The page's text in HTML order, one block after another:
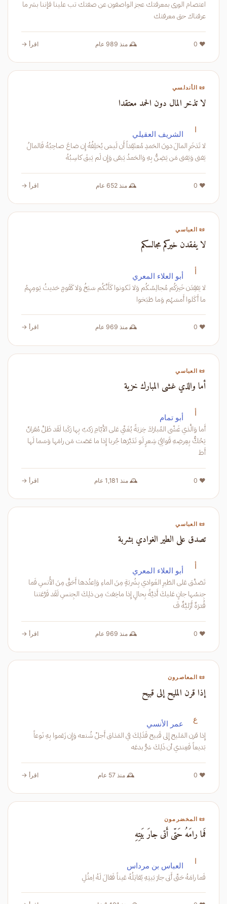
اعتصام الورى بمعرفتك عجز الواصفون عن صفتك تب علينا فإننا بشر ما
عرفناك حق معرفتك
❤️ 0 🕰️ منذ 989 عام اقرأ →
📜 الأندلسي
لا تذخر المال دون الحمد معتقدا
ا الشريف العقيلي
لا تَذخَرِ المالَ دونَ الحَمدِ مُعتَقِداً أَن لَيسَ يُخلِفُهُ إِن ضاعَ صاحِبُهُ فَالمالُ
يَفنى وَيَفنى مَن يَضِنُّ بِهِ وَالحَمدُ يَبقى وَإِن لَم يَبقَ كاسِبُهُ
❤️ 0 🕰️ منذ 652 عام اقرأ →
📜 العباسي
لا يفقدن خيركم مجالسكم
أ أبو العلاء المعري
لا يَفقِدَن خَيرَكُم مُجالِسُكُم وَلا تَكونوا كَأَنَّكُم سَبَخُ وَلا كَقَومٍ حَديثُ يَومِهِمُ
ما أَكَلوا أَمسَهُم وَما طَبَخوا
❤️ 0 🕰️ منذ 969 عام اقرأ →
📜 العباسي
أما والذي غشى المبارك خزية
أ أبو تمام
أَما وَالَّذي غَشّى المُبارَكَ خِزيَةً يُغَنّي عَلى الأَيّامِ رَكبٌ بِها رَكَبا لَقَد ظَلَّ مُقرانٌ
يَحُكُّ بِعِرضِهِ قَوافِيَ شِعرٍ لَو تَدَبَّرَها جُربا إِذا ما عَصَت مَن رامَها وَسَما لَها
أَط
❤️ 0 🕰️ منذ 1,181 عام اقرأ →
📜 العباسي
تصدق على الطير الغوادي بشربة
أ أبو العلاء المعري
تَصَدَّق عَلى الطَيرِ الغَوادي بِشُربَةٍ مِنَ الماءِ وَاِعدُدها أَحَقَّ مِنَ الأُنسِ فَما
جِنسُها جانٍ عَليكَ أَذيَّةً بِحالٍ إِذا ماخِفتَ مِن ذلِكَ الجِنسِ لَقَد فَرَّعَتنا
قُدرَةٌ أَزَليَّةٌ فَ
❤️ 0 🕰️ منذ 969 عام اقرأ →
📜 المعاصرون
إذا قرن المليح إلى قبيح
ع عمر الأنسي
إِذا قرن المَليح إِلى قَبيح فَذَلِكَ في المَذاق أَجلّ شُنعه وَإِن زَعَموا بِهِ نَوعاً
بَديعاً فَعِندي أن ذَلِكَ شرُّ بدعَه
❤️ 0 🕰️ منذ 57 عام اقرأ →
📜 المخضرمون
فَما رامَهُ حَتّى أَتى جارَ بَيتِهِ
ا العباس بن مرداس
فَما رامَهُ حَتّى أَتى جارَ بَيتِهِ يًقاتِلُهُ عَيناً فَقالَ لَهُ اِمثُلِ